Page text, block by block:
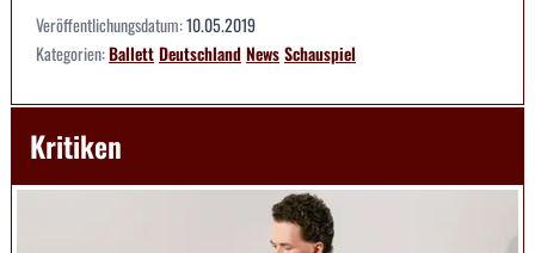
Veröffentlichungsdatum:10.05.2019
Kategorien:BallettDeutschlandNewsSchauspiel
Kritiken